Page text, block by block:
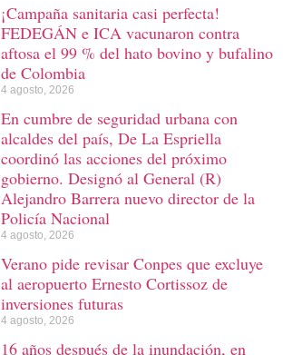
¡Campaña sanitaria casi perfecta!
FEDEGÁN e ICA vacunaron contra
aftosa el 99 % del hato bovino y bufalino
de Colombia
4 agosto, 2026
En cumbre de seguridad urbana con
alcaldes del país, De La Espriella
coordinó las acciones del próximo
gobierno. Designó al General (R)
Alejandro Barrera nuevo director de la
Policía Nacional
4 agosto, 2026
Verano pide revisar Conpes que excluye
al aeropuerto Ernesto Cortissoz de
inversiones futuras
4 agosto, 2026
16 años después de la inundación, en